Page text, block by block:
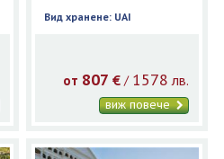
Вид хранене: UAI
от 807 € / 1578 лв.
виж повече